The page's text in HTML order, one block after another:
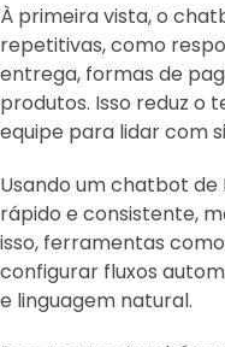
À primeira vista, o
repetitivas, como
entrega, formas de
produtos. Isso reduz o
equipe para lidar com
Usando um chatbot
rápido e consistente,
isso, ferramentas
configurar fluxos
e linguagem natural.